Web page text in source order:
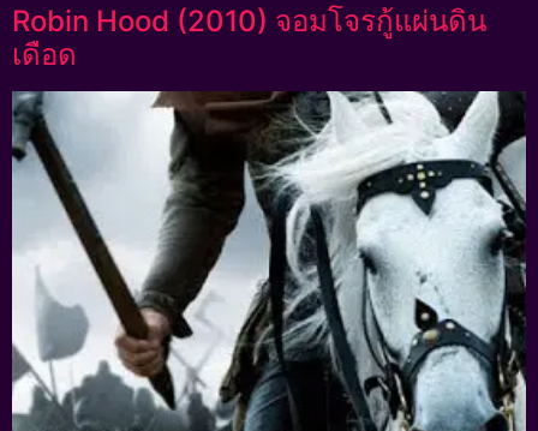
Robin Hood (2010) จอมโจรกู้แผ่นดิน
เดือด